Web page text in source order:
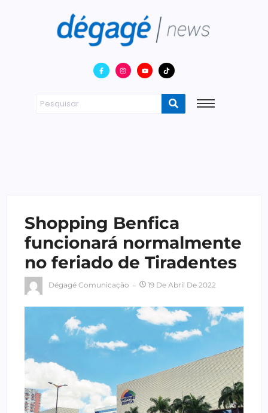
Shopping Benfica
funcionará normalmente
no feriado de Tiradentes
Dégagé Comunicação 19 De Abril De 2022